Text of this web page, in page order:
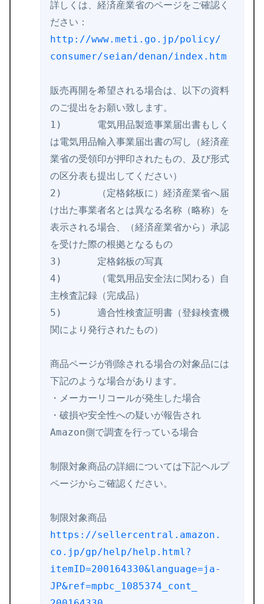
詳しくは、経済産業省のページをご確認く
http://www.meti.go.jp/policy/
consumer/seian/denan/index.htm
販売再開を希望される場合は、 以下の資料
のご提出をお願い致します。
1)	電気用品製造事業届出書もしく
は電気用品輸入事業届出書の写し（経済産
業省の受領印が押印されたもの、 及び形式
の区分表も提出してください）
2)	（定格銘板に）経済産業省へ届
け出た事業者名とは異なる名称（略称）を
表示される場合、（経済産業省から） 承認
を受けた際の根拠となるもの
3)	定格銘板の写真
4)	（電気用品安全法に関わる）自
主検査記録（完成品）
5)	適合性検査証明書（登録検査機
関により発行されたもの）
商品ページが削除される場合の対象品には
下記のような場合があり ます。
・メーカーリコールが発生した場合
・ 破損や安全性への疑いが報告され
Amazon側で調査を行っている場合
制限対象商品の詳細については下記ヘルプ
ページからご確認くださ い。
https://sellercentral.amazon.
co.jp/gp/help/help.html?
itemID=200164330&language=ja-
JP&ref=mpbc_1085374_cont_